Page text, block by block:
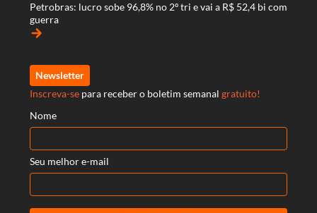
Petrobras: lucro sobe 96,8% no 2º tri e vai a R$ 52,4 bi com
guerra
arrow_forward
Newsletter
Inscreva-se para receber o boletim semanal gratuito!
Nome
Seu melhor e-mail